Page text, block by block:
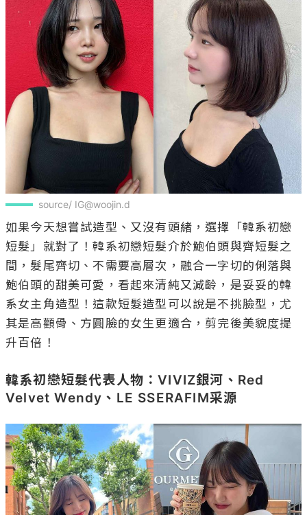
source/ IG@woojin.d
如果今天想嘗試造型、又沒有頭緒，選擇「韓系初戀
短髮」就對了！韓系初戀短髮介於鮑伯頭與齊短髮之
間，髮尾齊切、不需要高層次，融合一字切的俐落與
鮑伯頭的甜美可愛，看起來清純又減齡，是妥妥的韓
系女主角造型！這款短髮造型可以說是不挑臉型，尤
其是高顴骨、方圓臉的女生更適合，剪完後美貌度提
升百倍！
韓系初戀短髮代表人物：VIVIZ銀河、Red
Velvet Wendy、LE SSERAFIM采源